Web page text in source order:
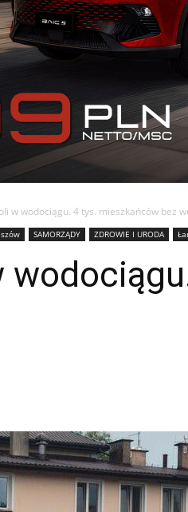
w wodociągu. 4 tys. mieszkańców bez
SAMORZĄDY ZDROWIE I URODA